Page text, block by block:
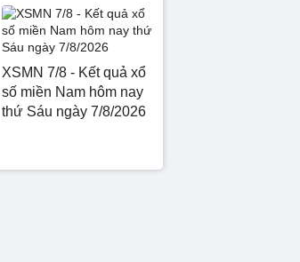
XSMN 7/8 - Kết quả xổ
số miền Nam hôm nay
thứ Sáu ngày 7/8/2026